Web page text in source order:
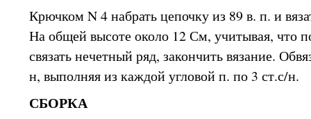
Крючком N 4 набрать цепочку из 89 в. п. и
На общей высоте около 12 См, учитывая, что
связать нечетный ряд, закончить вязание.
н, выполняя из каждой угловой п. по 3 ст.с/н.
СБОРКА